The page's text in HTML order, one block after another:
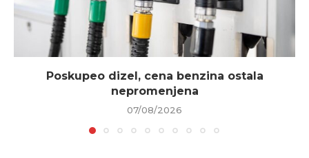
Poskupeo dizel, cena benzina ostala
nepromenjena
07/08/2026